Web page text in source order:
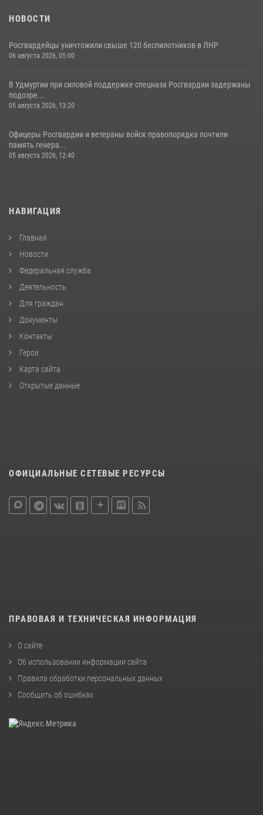
НОВОСТИ
Росгвардейцы уничтожили свыше 120 беспилотников в ЛНР
06 августа 2026, 05:00
В Удмуртии при силовой поддержке спецназа Росгвардии задержаны
подозре...
05 августа 2026, 13:20
Офицеры Росгвардии и ветераны войск правопорядка почтили
память генера...
05 августа 2026, 12:40
НАВИГАЦИЯ
Главная
Новости
Федеральная служба
Деятельность
Для граждан
Документы
Контакты
Герои
Карта сайта
Открытые данные
ОФИЦИАЛЬНЫЕ СЕТЕВЫЕ РЕСУРСЫ
ПРАВОВАЯ И ТЕХНИЧЕСКАЯ ИНФОРМАЦИЯ
О сайте
Об использовании информации сайта
Правила обработки персональных данных
Сообщить об ошибках